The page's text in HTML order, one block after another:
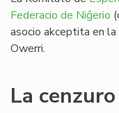
Federacio de Niĝerio
asocio akceptita en
Owerri.
La